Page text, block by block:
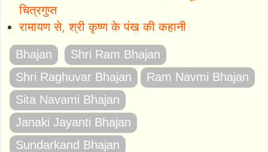
चित्रगुप्त
रामायण से, श्री कृष्ण के पंख की कहानी
Bhajan
Shri Ram Bhajan
Shri Raghuvar Bhajan
Ram Navmi Bhajan
Sita Navami Bhajan
Janaki Jayanti Bhajan
Sundarkand Bhajan